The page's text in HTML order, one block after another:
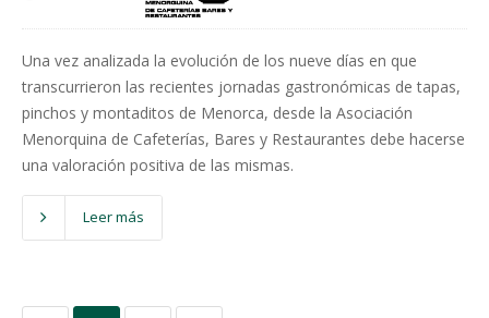
Una vez analizada la evolución de los nueve días en que
transcurrieron las recientes jornadas gastronómicas de tapas,
pinchos y montaditos de Menorca, desde la Asociación
Menorquina de Cafeterías, Bares y Restaurantes debe hacerse
una valoración positiva de las mismas.
Leer más